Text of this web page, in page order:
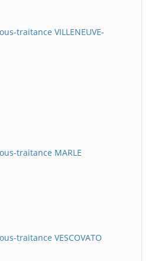
traitance VILLENEUVE-
traitance MARLE
traitance VESCOVATO